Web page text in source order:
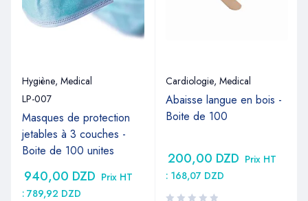
Hygiène, Medical
LP-007
Masques de protection
jetables à 3 couches -
Boite de 100 unites
940,00 DZD Prix HT
: 789,92 DZD
Cardiologie, Medical
Abaisse langue en bois -
Boite de 100
200,00 DZD Prix HT
: 168,07 DZD